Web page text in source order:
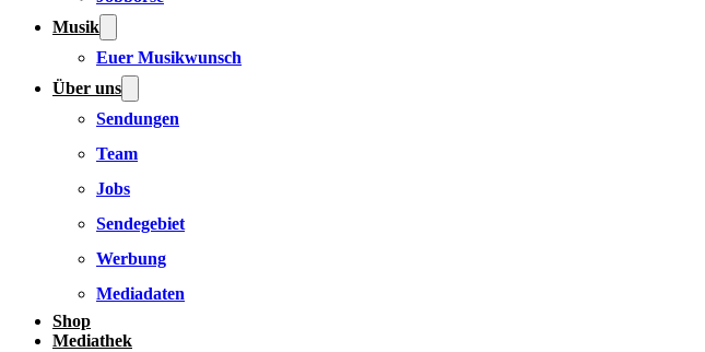
Musik
Euer Musikwunsch
Über uns
Sendungen
Team
Jobs
Sendegebiet
Werbung
Mediadaten
Shop
Mediathek